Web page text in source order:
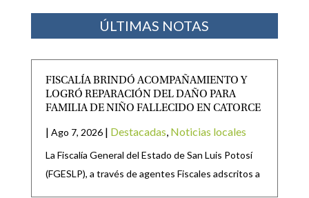
ÚLTIMAS NOTAS
FISCALÍA BRINDÓ ACOMPAÑAMIENTO Y
LOGRÓ REPARACIÓN DEL DAÑO PARA
FAMILIA DE NIÑO FALLECIDO EN CATORCE
| Ago 7, 2026 | Destacadas, Noticias locales
La Fiscalía General del Estado de San Luis Potosí
(FGESLP), a través de agentes Fiscales adscritos a